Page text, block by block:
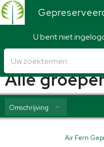
U bent niet
Gepreserveerd
Alle
Omschrijving
Air Fern
Air Fern Gepreserveerd -